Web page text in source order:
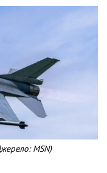
MSN)